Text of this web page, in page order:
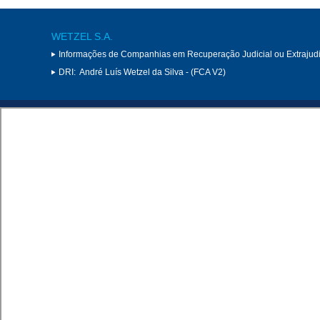
WETZEL S.A.
Informações de Companhias em Recuperação Judicial ou
DRI: André Luís Wetzel da Silva - (FCA V2)